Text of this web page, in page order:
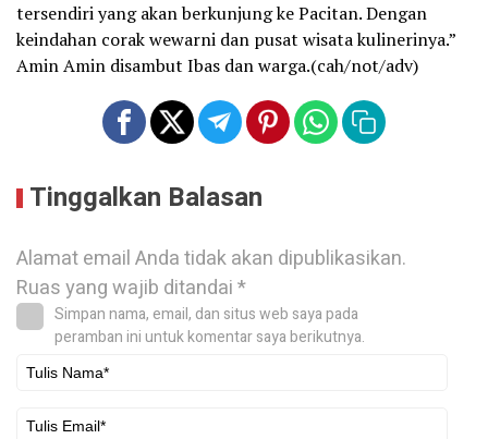
tersendiri yang akan berkunjung ke Pacitan. Dengan
keindahan corak wewarni dan pusat wisata kulinerinya.”
Amin Amin disambut Ibas dan warga.(cah/not/adv)
Tinggalkan Balasan
Alamat email Anda tidak akan dipublikasikan.
Ruas yang wajib ditandai*
Simpan nama, email, dan situs web saya pada
peramban ini untuk komentar saya berikutnya.